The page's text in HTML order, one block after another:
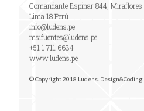
Comandante Espinar 844, Miraflores
Lima 18 Perú
info@ludens.pe
msifuentes@ludens.pe
+51 1 711 6634
www.ludens.pe
© Copyright 2018 Ludens. Design&Coding: